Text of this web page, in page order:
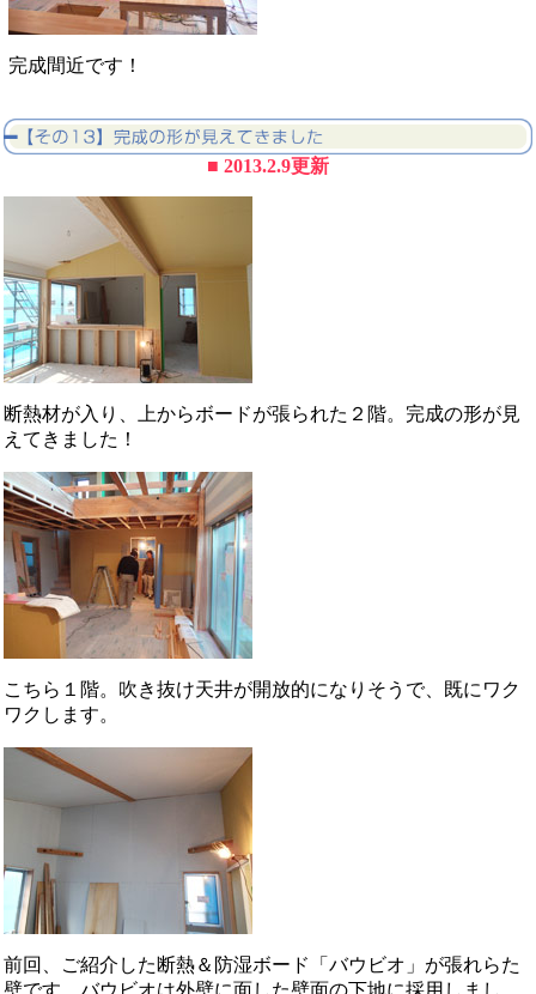
完成間近です！
■ 2013.2.9更新
断熱材が入り、上からボードが張られた２階。完成の形が見
えてきました！
こちら１階。吹き抜け天井が開放的になりそうで、既にワク
ワクします。
前回、ご紹介した断熱＆防湿ボード「バウビオ」が張れらた
壁です。バウビオは外壁に面した壁面の下地に採用しまし